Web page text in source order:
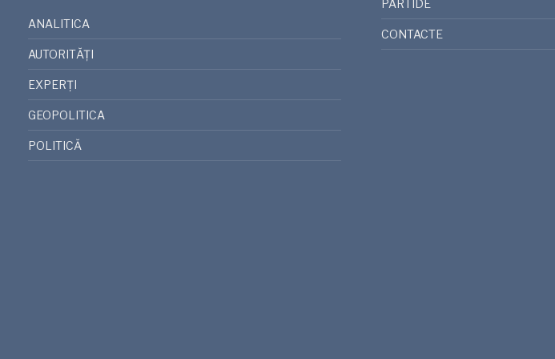
ANALITICA
AUTORITĂȚI
EXPERȚI
GEOPOLITICA
POLITICĂ
PARTIDE
CONTACTE